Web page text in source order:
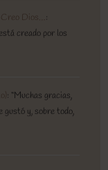
Dios… :
creado por los
: “Muchas gracias,
gustó y, sobre todo,